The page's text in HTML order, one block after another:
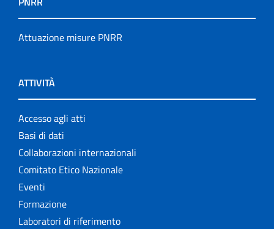
Attuazione misure PNRR
ATTIVITÀ
Accesso agli atti
Basi di dati
Collaborazioni internazionali
Comitato Etico Nazionale
Eventi
Formazione
Laboratori di riferimento